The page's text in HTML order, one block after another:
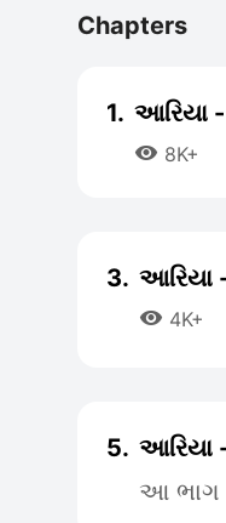
Chapters
1. આરિયા
 8K+
3. આરિયા
 4K+
5. આરિયા
આ ભાગ